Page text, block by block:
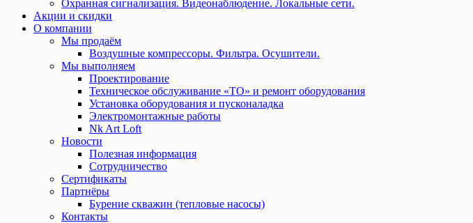
Охранная сигнализация. Видеонаблюдение. Локальные сети.
Акции и скидки
О компании
Мы продаём
Воздушные компрессоры. Фильтра. Осушители.
Мы выполняем
Проектирование
Техническое обслуживание «ТО» и ремонт оборудования
Установка оборудования и пусконаладка
Электромонтажные работы
Nk Art Loft
Новости
Полезная информация
Сотрудничество
Сертификаты
Партнёры
Бурение скважин (тепловые насосы)
Контакты